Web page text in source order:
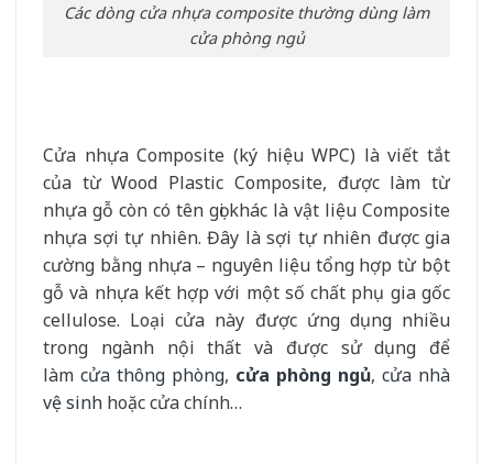
Các dòng cửa nhựa composite thường dùng làm
cửa phòng ngủ
Cửa nhựa Composite (ký hiệu WPC) là viết tắt
của từ Wood Plastic Composite, được làm từ
nhựa gỗ còn có tên gọi khác là vật liệu Composite
nhựa sợi tự nhiên. Đây là sợi tự nhiên được gia
cường bằng nhựa – nguyên liệu tổng hợp từ bột
gỗ và nhựa kết hợp với một số chất phụ gia gốc
cellulose. Loại cửa này được ứng dụng nhiều
trong ngành nội thất và được sử dụng để
làm cửa thông phòng, cửa phòng ngủ, cửa nhà
vệ sinh hoặc cửa chính…